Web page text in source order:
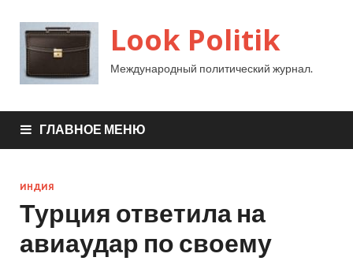
Look Politik
Международный политический журнал.
ГЛАВНОЕ МЕНЮ
ИНДИЯ
Турция ответила на
авиаудар по своему